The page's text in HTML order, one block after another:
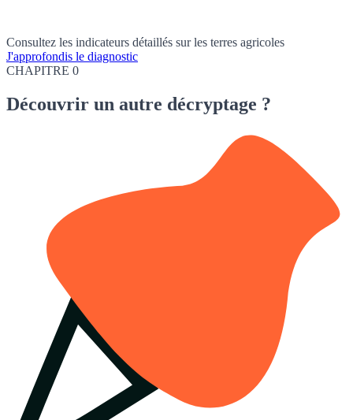
Consultez les indicateurs détaillés sur les terres agricoles
J'approfondis le diagnostic
CHAPITRE 0
Découvrir un autre décryptage ?